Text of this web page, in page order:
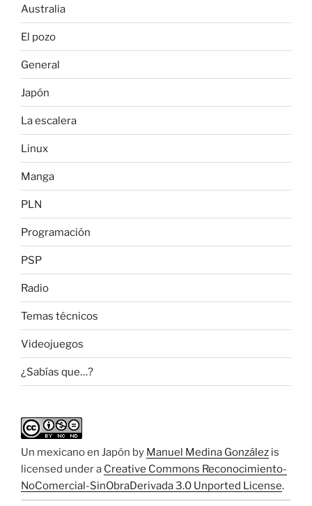
Australia
El pozo
General
Japón
La escalera
Linux
Manga
PLN
Programación
PSP
Radio
Temas técnicos
Videojuegos
¿Sabías que…?
Un mexicano en Japón by Manuel Medina González is
licensed under a Creative Commons Reconocimiento-
NoComercial-SinObraDerivada 3.0 Unported License.